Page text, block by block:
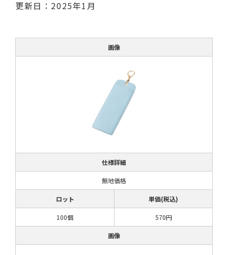
更新日：2025年1月
画像
仕様詳細
無地価格
ロット 単価(税込)
100個 570円
画像